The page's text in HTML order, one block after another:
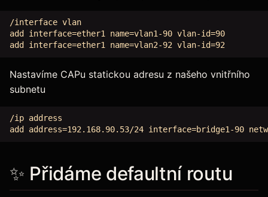
/interface vlan
add interface=ether1 name=vlan1-90 vlan-id=90
Nastavíme CAPu statickou adresu z našeho vnitřního
subnetu
/ip address
✨ Přidáme defaultní routu